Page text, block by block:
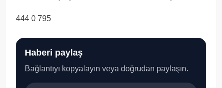
444 0 795
Haberi paylaş
Bağlantıyı kopyalayın veya doğrudan paylaşın.